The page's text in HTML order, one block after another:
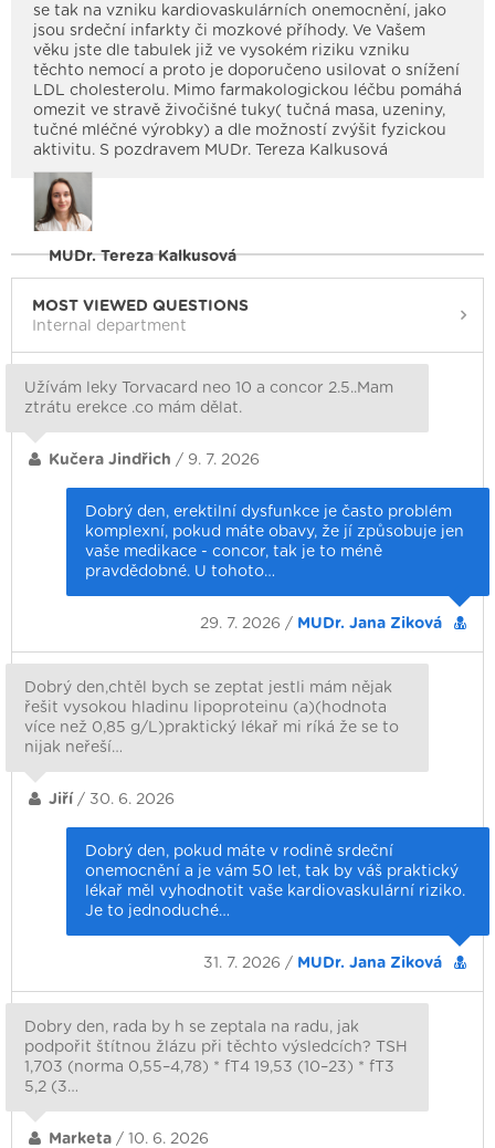
se tak na vzniku kardiovaskulárních onemocnění, jako
jsou srdeční infarkty či mozkové příhody. Ve Vašem
věku jste dle tabulek již ve vysokém riziku vzniku
těchto nemocí a proto je doporučeno usilovat o snížení
LDL cholesterolu. Mimo farmakologickou léčbu pomáhá
omezit ve stravě živočišné tuky( tučná masa, uzeniny,
tučné mléčné výrobky) a dle možností zvýšit fyzickou
aktivitu. S pozdravem MUDr. Tereza Kalkusová
MUDr. Tereza Kalkusová
MOST VIEWED QUESTIONS
Internal department
Užívám leky Torvacard neo 10 a concor 2.5..Mam
ztrátu erekce .co mám dělat.
Kučera Jindřich / 9. 7. 2026
Dobrý den, erektilní dysfunkce je často problém
komplexní, pokud máte obavy, že jí způsobuje jen
vaše medikace - concor, tak je to méně
pravdědobné. U tohoto…
29. 7. 2026 / MUDr. Jana Ziková
Dobrý den,chtěl bych se zeptat jestli mám nějak
řešit vysokou hladinu lipoproteinu (a)(hodnota
více než 0,85 g/L)praktický lékař mi ríká že se to
nijak neřeší…
Jiří / 30. 6. 2026
Dobrý den, pokud máte v rodině srdeční
onemocnění a je vám 50 let, tak by váš praktický
lékař měl vyhodnotit vaše kardiovaskulární riziko.
Je to jednoduché…
31. 7. 2026 / MUDr. Jana Ziková
Dobry den, rada by h se zeptala na radu, jak
podpořit štítnou žlázu při těchto výsledcích? TSH
1,703 (norma 0,55–4,78) * fT4 19,53 (10–23) * fT3
5,2 (3…
Marketa / 10. 6. 2026